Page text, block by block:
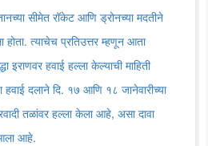
सीमेत रॉकेट आणि ड्रोनच्या मदतीने
होता. त्याचेच प्रतिउत्तर म्हणून आता
इराणवर हवाई हल्ला केल्याची माहिती
दलाने दि. १७ आणि १८ जानेवारीच्या
तळांवर हल्ला केला आहे, असा दावा
आला आहे.